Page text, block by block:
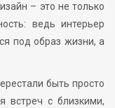
– это не только
ведь интерьер
под образ жизни, а
быть просто
встреч с близкими,